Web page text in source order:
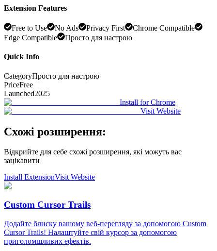
Extension Features
Free to Use No Ads Privacy First
Chrome Compatible
Edge Compatible
Просто для настрою
Quick Info
CategoryПросто для настрою
PriceFree
Launched2025
Install for Chrome
Visit Website
Схожі розширення:
Відкрийте для себе схожі розширення, які можуть вас
зацікавити
Install ExtensionVisit Website
Custom Cursor Trails
Додайте блиску вашому веб-перегляду за допомогою Custom
Cursor Trails! Налаштуйте свій курсор за допомогою
приголомшливих ефектів.